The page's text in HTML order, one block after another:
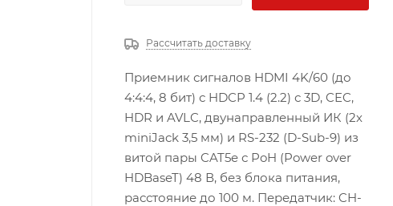
Рассчитать доставку
Приемник сигналов HDMI 4K/60 (до
4:4:4, 8 бит) с HDCP 1.4 (2.2) с 3D, CEC,
HDR и AVLC, двунаправленный ИК (2х
miniJack 3,5 мм) и RS-232 (D-Sub-9) из
витой пары CAT5e с PoH (Power over
HDBaseT) 48 В, без блока питания,
расстояние до 100 м. Передатчик: CH-